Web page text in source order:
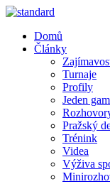
Domů
Články
Turnaje
Profily
Jeden
Pražský
Trénink
Videa
Výživa